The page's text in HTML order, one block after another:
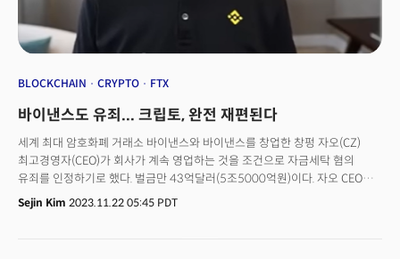
거래소인 빗썸도 마찬가지다. 빗썸 거래량은 20% 증가한 46억달러에 달했다.
이중 XRP 거래량만 14억달러였다.
BLOCKCHAIN CRYPTO FTX
바이낸스도 유죄... 크립토, 완전 재편된다
세계 최대 암호화폐 거래소 바이낸스와 바이낸스를 창업한 창펑 자오(CZ)
최고경영자(CEO)가 회사가 계속 영업하는 것을 조건으로 자금세탁 혐의
유죄를 인정하기로 했다. 벌금만 43억달러(5조5000억원)이다. 자오 CEO는
조만간 CEO 자리에서도 물러난다.
Sejin Kim 2023.11.22 05:45 PDT